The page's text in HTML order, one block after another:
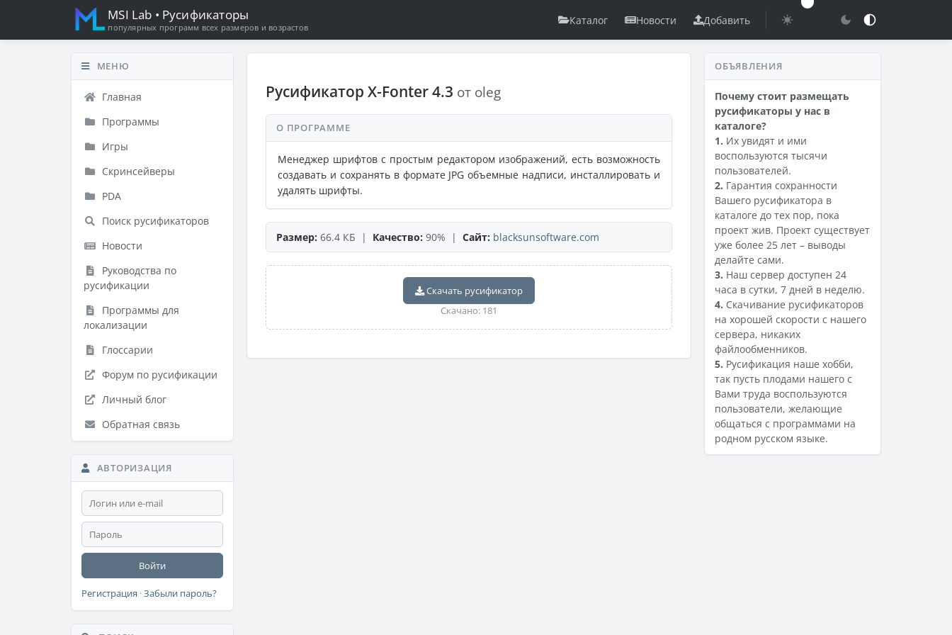
MSI Lab • Русификаторы
популярных программ всех размеров и возрастов
Каталог Новости Добавить
МЕНЮ
Главная
Программы
Игры
Скринсейверы
PDA
Поиск русификаторов
Новости
Руководства по
русификации
Программы для
локализации
Глоссарии
Форум по русификации
Личный блог
Обратная связь
АВТОРИЗАЦИЯ
Войти
Регистрация ·Забыли пароль?
Русификатор X-Fonter 4.3 от oleg
О ПРОГРАММЕ
Менеджер шрифтов с простым редактором изображений, есть возможность
создавать и сохранять в формате JPG объемные надписи, инсталлировать и
удалять шрифты.
Размер: 66.4 КБ | Качество: 90% | Сайт: blacksunsoftware.com
Скачать русификатор
Скачано: 181
ОБЪЯВЛЕНИЯ
Почему стоит размещать
русификаторы у нас в
каталоге?
1. Их увидят и ими
воспользуются тысячи
пользователей.
2. Гарантия сохранности
Вашего русификатора в
каталоге до тех пор, пока
проект жив. Проект существует
уже более 25 лет – выводы
делайте сами.
3. Наш сервер доступен 24
часа в сутки, 7 дней в неделю.
4. Скачивание русификаторов
на хорошей скорости с нашего
сервера, никаких
файлообменников.
5. Русификация наше хобби,
так пусть плодами нашего с
Вами труда воспользуются
пользователи, желающие
общаться с программами на
родном русском языке.